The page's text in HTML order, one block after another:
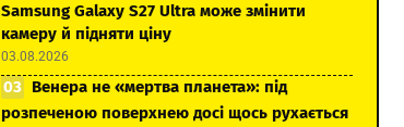
Samsung Galaxy S27 Ultra може змінити
камеру й підняти ціну
03.08.2026
Венера не «мертва планета»: під
розпеченою поверхнею досі щось рухається